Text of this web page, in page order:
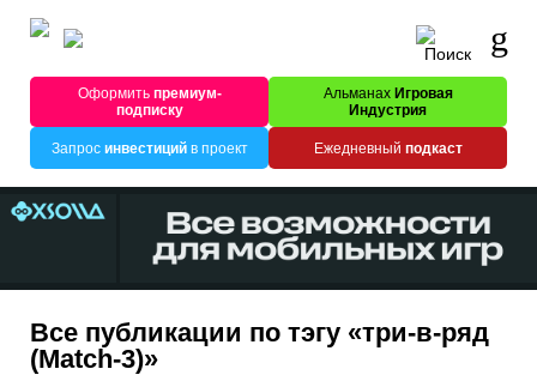
Оформитьпремиум-
подписку
Альманах Игровая
Индустрия
Запрос инвестицийв проект Ежедневный подкаст
Все публикации по тэгу «три-в-ряд
(Match-3)»